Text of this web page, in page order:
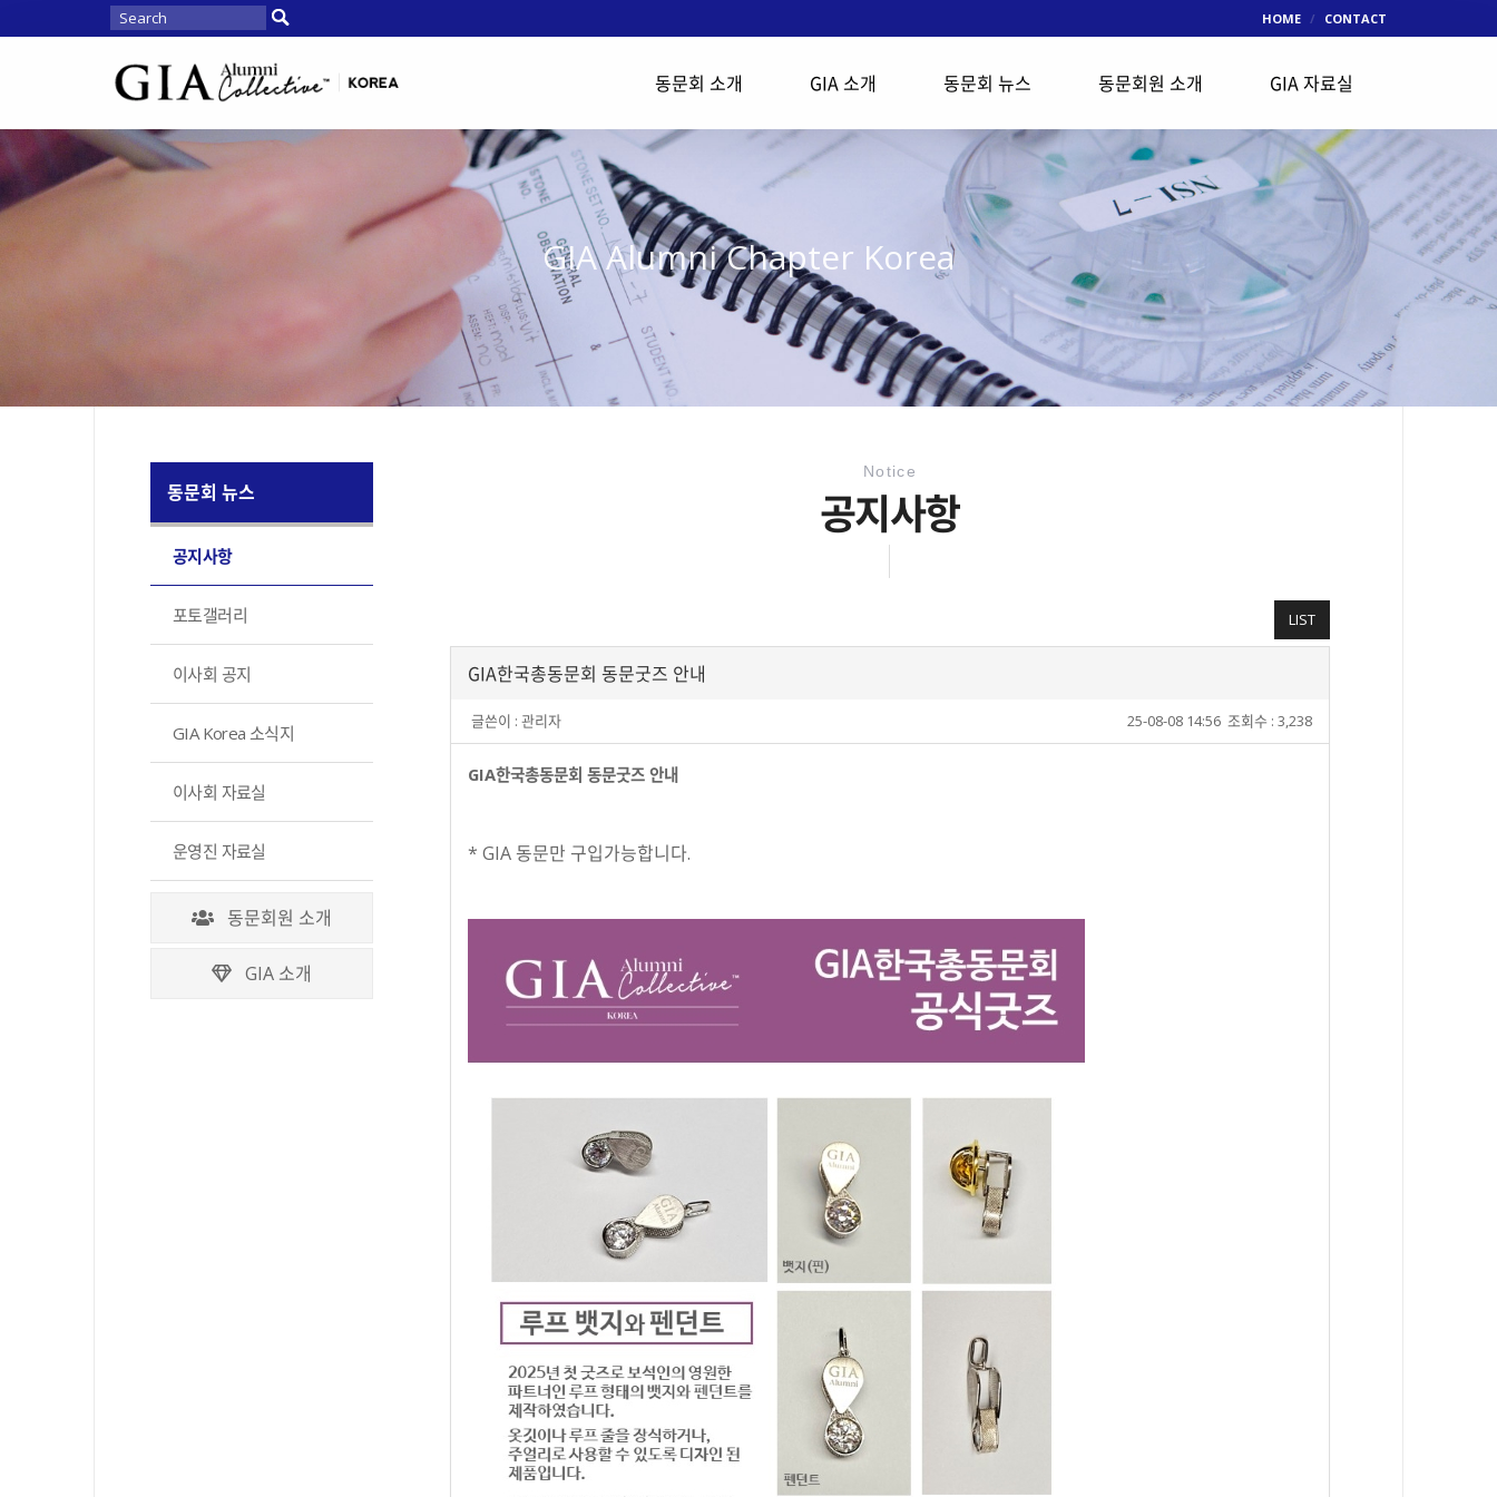
HOME CONTACT
동문회 소개 GIA 소개 동문회 뉴스 동문회원 소개 GIA 자료실
GIA Alumni Chapter Korea
동문회 뉴스
공지사항
포토갤러리
이사회 공지
GIA Korea 소식지
이사회 자료실
운영진 자료실
동문회원 소개
GIA 소개
Notice
공지사항
LIST
GIA한국총동문회 동문굿즈 안내
글쓴이 : 관리자 조회수 : 3,238
25-08-08 14:56
GIA한국총동문회 동문굿즈 안내
* GIA 동문만 구입가능합니다.